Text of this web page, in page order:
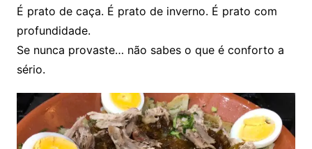
É prato de caça. É prato de inverno. É prato com
profundidade.
Se nunca provaste… não sabes o que é conforto a
sério.